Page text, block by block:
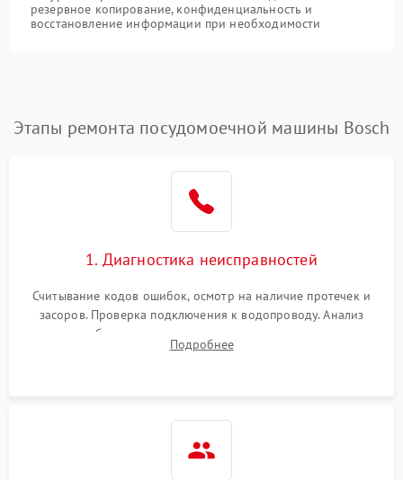
резервное копирование, конфиденциальность и
восстановление информации при необходимости
Этапы ремонта посудомоечной машины Bosch
1. Диагностика неисправностей
Считывание кодов ошибок, осмотр на наличие протечек и
засоров. Проверка подключения к водопроводу. Анализ
жалоб на отсутствие слива, нагрева, вращения
разбрызгивателей или срабатывание системы защиты
Подробнее